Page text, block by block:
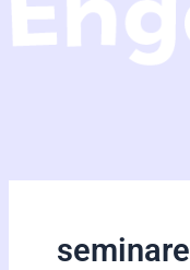
seminare